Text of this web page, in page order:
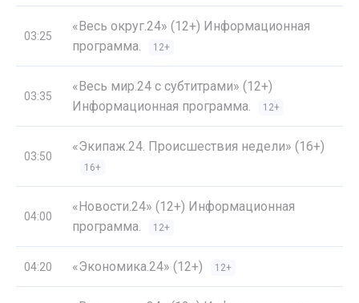
03:25
«Весь округ.24» (12+) Информационная
программа.
12+
03:35
«Весь мир.24 с субтитрами» (12+)
Информационная программа.
12+
03:50
«Экипаж.24. Происшествия недели» (16+)
16+
04:00
«Новости.24» (12+) Информационная
программа.
12+
04:20 «Экономика.24» (12+) 12+